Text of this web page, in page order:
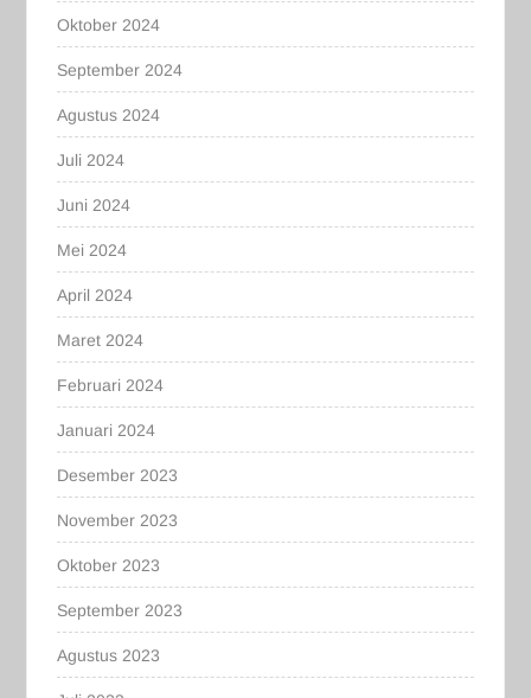
Oktober 2024
September 2024
Agustus 2024
Juli 2024
Juni 2024
Mei 2024
April 2024
Maret 2024
Februari 2024
Januari 2024
Desember 2023
November 2023
Oktober 2023
September 2023
Agustus 2023